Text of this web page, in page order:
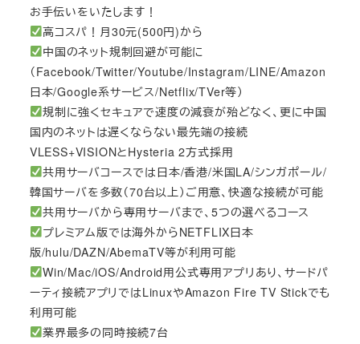
お手伝いをいたします！
高コスパ！月30元(500円)から
中国のネット規制回避が可能に
（Facebook/Twitter/Youtube/Instagram/LINE/Amazon
日本/Google系サービス/Netflix/TVer等）
規制に強くセキュアで速度の減衰が殆どなく、更に中国
国内のネットは遅くならない最先端の接続
VLESS+VISIONとHysteria 2方式採用
共用サーバコースでは日本/香港/米国LA/シンガポール/
韓国サーバを多数（70台以上）ご用意、快適な接続が可能
共用サーバから専用サーバまで、5つの選べるコース
プレミアム版では海外からNETFLIX日本
版/hulu/DAZN/AbemaTV等が利用可能
Win/Mac/iOS/Android用公式専用アプリあり、サードパ
ーティ接続アプリではLinuxやAmazon Fire TV Stickでも
利用可能
業界最多の同時接続7台